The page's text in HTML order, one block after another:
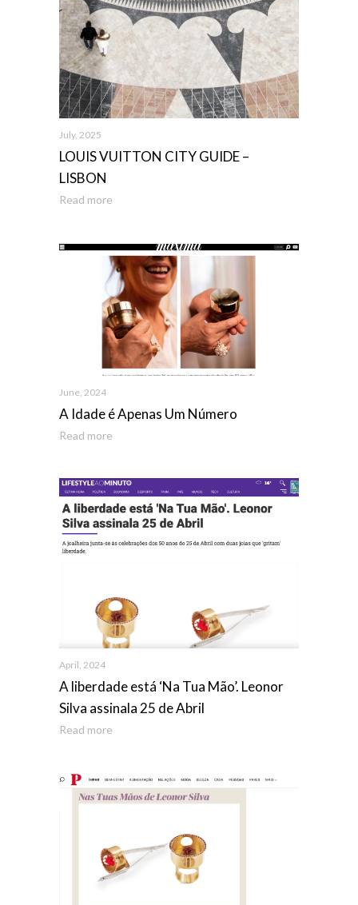
July, 2025
LOUIS VUITTON CITY GUIDE –
LISBON
Read more
June, 2024
A Idade é Apenas Um Número
Read more
April, 2024
A liberdade está ‘Na Tua Mão’. Leonor
Silva assinala 25 de Abril
Read more